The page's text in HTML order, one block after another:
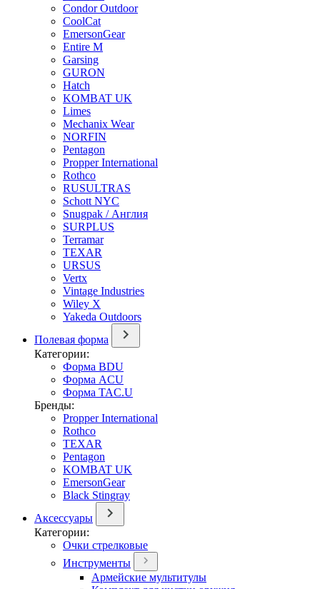
Condor Outdoor
CoolCat
EmersonGear
Entire M
Garsing
GURON
Hatch
KOMBAT UK
Limes
Mechanix Wear
NORFIN
Pentagon
Propper International
Rothco
RUSULTRAS
Schott NYC
Snugpak / Англия
SURPLUS
Terramar
TEXAR
URSUS
Vertx
Vintage Industries
Wiley X
Yakeda Outdoors
Полевая форма
Категории:
Форма BDU
Форма ACU
Форма TAC.U
Бренды:
Propper International
Rothco
TEXAR
Pentagon
KOMBAT UK
EmersonGear
Black Stingray
Аксессуары
Категории:
Очки стрелковые
Инструменты
Армейские мультитулы